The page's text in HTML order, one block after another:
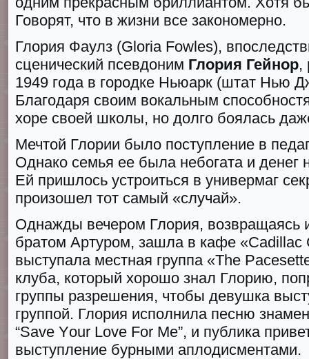
Говорят, что в жизни все закономерно.
Глория Фаулз (Glоriа Fоwlеs),
сценический псевдоним Глория Гейнор,
1949 года в городке Ньюарк (штат Нью
Благодаря своим вокальным
хоре своей школы, но долго боялась
Мечтой Глории было поступление в
Однако семья ее была небогата и денег
Ей пришлось устроиться в универмаг
произошел тот самый «случай».
Однажды вечером Глория, возвращаясь
братом Артуром, зашла в кафе «Cadillаc
выступала местная группа «Thе
клуба, который хорошо знал Глорию,
группы разрешения, чтобы девушка
группой. Глория исполнила песню
“Savе Yоur Lоve Fоr Mе”, и публика
выступление бурными аплодисментами.